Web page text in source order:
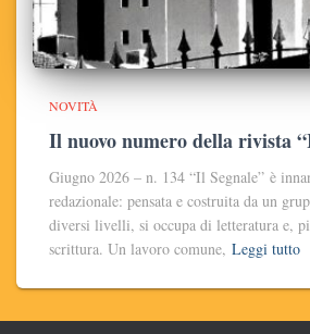
NOVITÀ
Il nuovo numero della rivista
Giugno 2026 – n. 134 “Il Segnale” è
redazionale: pensata e costruita da un
diversi livelli, si occupa di letteratura e,
scrittura. Un lavoro comune, Leggi tutto